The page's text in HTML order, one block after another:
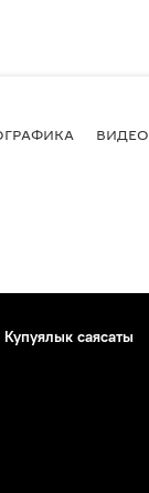
ВИДЕО
Купуялык саясаты